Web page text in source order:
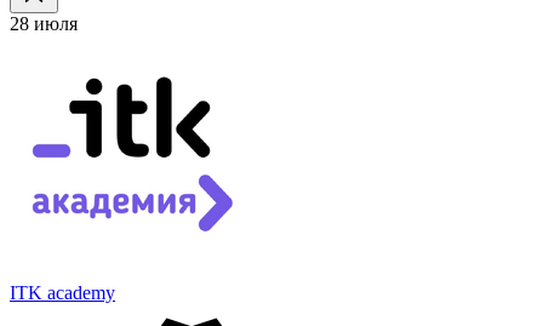
28 июля
ITK academy